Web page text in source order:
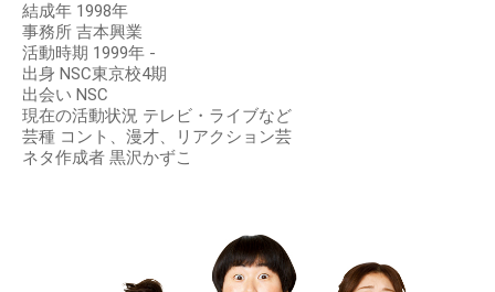
結成年 1998年
事務所 吉本興業
活動時期 1999年 -
出身 NSC東京校4期
出会い NSC
現在の活動状況 テレビ・ライブなど
芸種 コント、漫才、リアクション芸
ネタ作成者 黒沢かずこ